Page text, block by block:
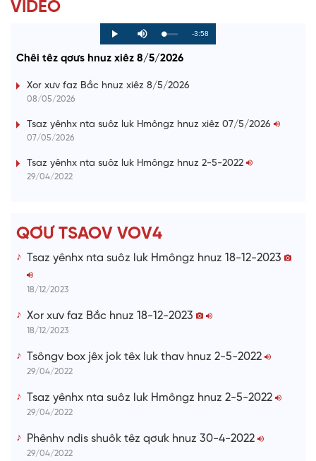
VIDEO
P
l
y
M
u
e
L
o
d
0
P
r
g
s
R
i
-3:58
Chêi têz qơưs hnuz xiêz 8/5/2026
Xor xưv faz Bắc hnuz xiêz 8/5/2026
08/05/2026
Tsaz yênhx nta suôz luk Hmôngz hnuz xiêz 07/5/2026
07/05/2026
Tsaz yênhx nta suôz luk Hmôngz hnuz 2-5-2022
29/04/2022
QƠƯ TSAOV VOV4
Tsaz yênhx nta suôz luk Hmôngz hnuz 18-12-2023
18/12/2023
Xor xưv faz Bắc hnuz 18-12-2023
18/12/2023
Tsôngv box jêx jok têx luk thav hnuz 2-5-2022
29/04/2022
Tsaz yênhx nta suôz luk Hmôngz hnuz 2-5-2022
29/04/2022
Phênhv ndis shuôk têz qơưk hnuz 30-4-2022
29/04/2022